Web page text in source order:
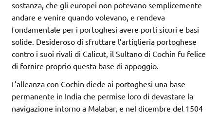
sostanza, che gli europei non potevano semplicemente
andare e venire quando volevano, e rendeva
fondamentale per i portoghesi avere porti sicuri e basi
solide. Desideroso di sfruttare l’artiglieria portoghese
contro i suoi rivali di Calicut, il Sultano di Cochin fu felice
di fornire proprio questa base di appoggio.
L’alleanza con Cochin diede ai portoghesi una base
permanente in India che permise loro di devastare la
navigazione intorno a Malabar, e nel dicembre del 1504